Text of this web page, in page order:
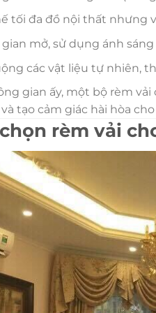
tối đa đồ nội thất nhưng
mở, sử dụng ánh
các vật liệu tự nhiên,
gian ấy, một bộ rèm
tạo cảm giác hài hòa
rèm vải